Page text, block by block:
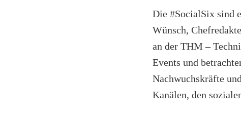
Die #SocialSix sind
Wünsch,
an der THM –
Events und
Nachwuchskräfte
Kanälen, den